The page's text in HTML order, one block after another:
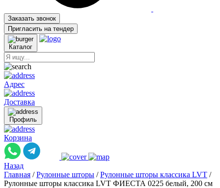
Заказать звонок
Пригласить на тендер
Каталог
Адрес
Доставка
Профиль
Корзина
Назад
Главная / Рулонные шторы / Рулонные шторы классика LVT /
Рулонные шторы классика LVT ФИЕСТА 0225 белый, 200 см